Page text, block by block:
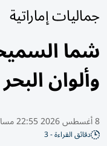
جماليات إماراتية
شما
وألوان
8 أغسطس 2026 22:55 مساء
دقائق القراءة - 3